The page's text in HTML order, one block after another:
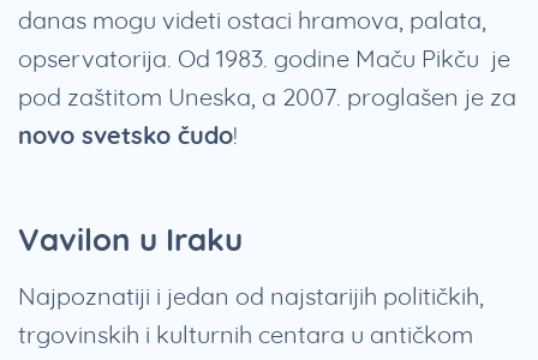
danas mogu videti ostaci hramova, palata,
opservatorija. Od 1983. godine Maču Pikču je
pod zaštitom Uneska, a 2007. proglašen je za
novo svetsko čudo!
Vavilon u Iraku
Najpoznatiji i jedan od najstarijih političkih,
trgovinskih i kulturnih centara u antičkom